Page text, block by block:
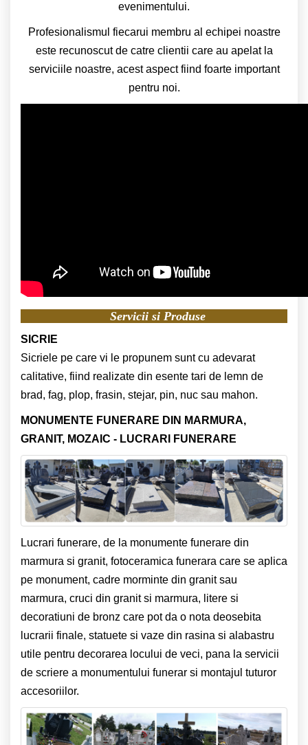
evenimentului.
Profesionalismul fiecarui membru al echipei noastre
este recunoscut de catre clientii care au apelat la
serviciile noastre, acest aspect fiind foarte important
pentru noi.
Servicii si Produse
SICRIE
Sicriele pe care vi le propunem sunt cu adevarat
calitative, fiind realizate din esente tari de lemn de
brad, fag, plop, frasin, stejar, pin, nuc sau mahon.
MONUMENTE FUNERARE DIN MARMURA,
GRANIT, MOZAIC - LUCRARI FUNERARE
Lucrari funerare, de la monumente funerare din
marmura si granit, fotoceramica funerara care se aplica
pe monument, cadre morminte din granit sau
marmura, cruci din granit si marmura, litere si
decoratiuni de bronz care pot da o nota deosebita
lucrarii finale, statuete si vaze din rasina si alabastru
utile pentru decorarea locului de veci, pana la servicii
de scriere a monumentului funerar si montajul tuturor
accesoriilor.